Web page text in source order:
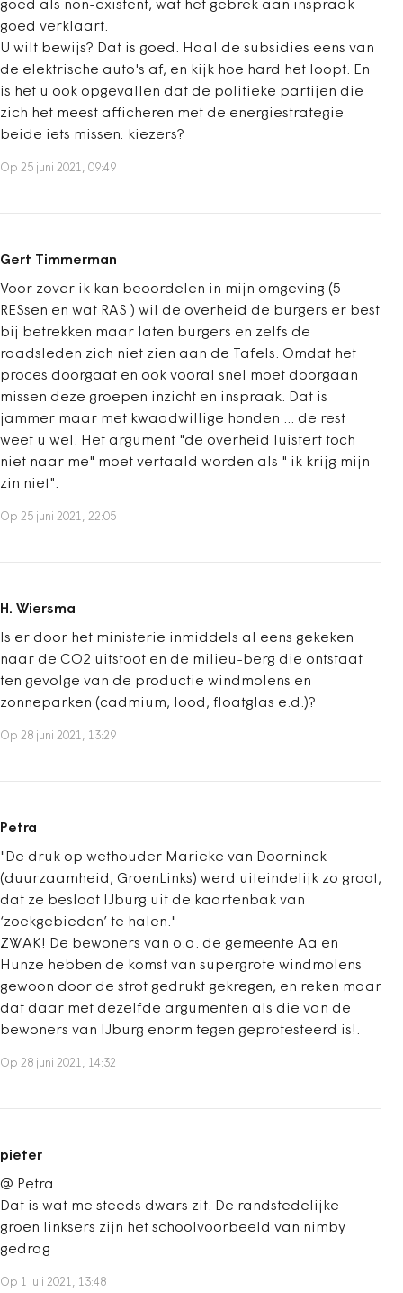
goed als non-existent, wat het gebrek aan inspraak
goed verklaart.
U wilt bewijs? Dat is goed. Haal de subsidies eens van
de elektrische auto's af, en kijk hoe hard het loopt. En
is het u ook opgevallen dat de politieke partijen die
zich het meest afficheren met de energiestrategie
beide iets missen: kiezers?
Op 25 juni 2021, 09:49
Gert Timmerman
Voor zover ik kan beoordelen in mijn omgeving (5
RESsen en wat RAS ) wil de overheid de burgers er best
bij betrekken maar laten burgers en zelfs de
raadsleden zich niet zien aan de Tafels. Omdat het
proces doorgaat en ook vooral snel moet doorgaan
missen deze groepen inzicht en inspraak. Dat is
jammer maar met kwaadwillige honden ... de rest
weet u wel. Het argument "de overheid luistert toch
niet naar me" moet vertaald worden als " ik krijg mijn
zin niet".
Op 25 juni 2021, 22:05
H. Wiersma
Is er door het ministerie inmiddels al eens gekeken
naar de CO2 uitstoot en de milieu-berg die ontstaat
ten gevolge van de productie windmolens en
zonneparken (cadmium, lood, floatglas e.d.)?
Op 28 juni 2021, 13:29
Petra
"De druk op wethouder Marieke van Doorninck
(duurzaamheid, GroenLinks) werd uiteindelijk zo groot,
dat ze besloot IJburg uit de kaartenbak van
‘zoekgebieden’ te halen."
ZWAK! De bewoners van o.a. de gemeente Aa en
Hunze hebben de komst van supergrote windmolens
gewoon door de strot gedrukt gekregen, en reken maar
dat daar met dezelfde argumenten als die van de
bewoners van IJburg enorm tegen geprotesteerd is!.
Op 28 juni 2021, 14:32
pieter
@ Petra
Dat is wat me steeds dwars zit. De randstedelijke
groen linksers zijn het schoolvoorbeeld van nimby
gedrag
Op 1 juli 2021, 13:48